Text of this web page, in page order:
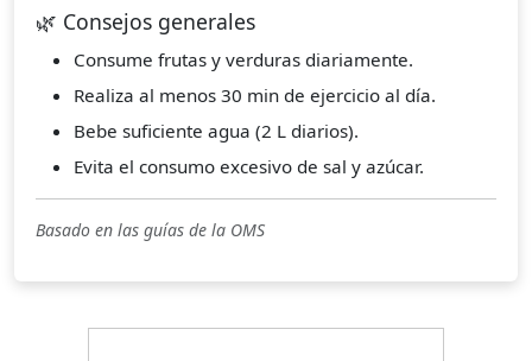
🌿 Consejos generales
Consume frutas y verduras diariamente.
Realiza al menos 30 min de ejercicio al día.
Bebe suficiente agua (2 L diarios).
Evita el consumo excesivo de sal y azúcar.
Basado en las guías de la OMS